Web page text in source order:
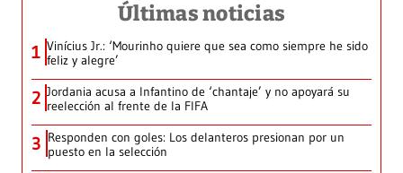
Últimas noticias
1 Vinícius Jr.: ‘Mourinho quiere que sea como siempre he sido
feliz y alegre’
2 Jordania acusa a Infantino de ‘chantaje’ y no apoyará su
reelección al frente de la FIFA
3 Responden con goles: Los delanteros presionan por un
puesto en la selección